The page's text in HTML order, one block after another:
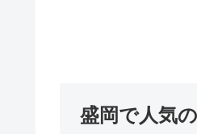
盛岡で人気